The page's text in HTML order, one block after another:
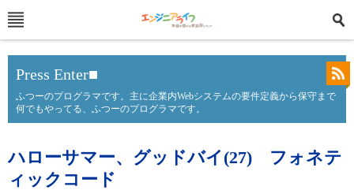
Press Enter■
ふつーのプログラマです。主に企業内Webシステムの要件定義から保守まで
何でもやってる、ふつーのプログラマです。
ハローサマー、グッドバイ(27) フォネテ
ィックコード